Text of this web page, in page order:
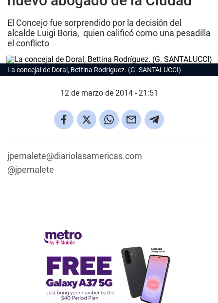
El Concejo fue sorprendido por la decisión del
alcalde Luigi Boria, quien calificó como una pesadilla
el conflicto
La concejal de Doral, Bettina Rodríguez. (G. SANTALUCCI)
12 de marzo de 2014 - 21:51
jpernalete@diariolasamericas.com
@jpernalete